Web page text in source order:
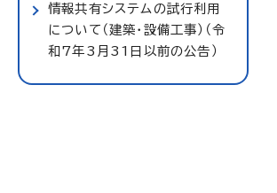
情報共有システムの試行利用
について（建築・設備工事）（令
和7年3月31日以前の公告）